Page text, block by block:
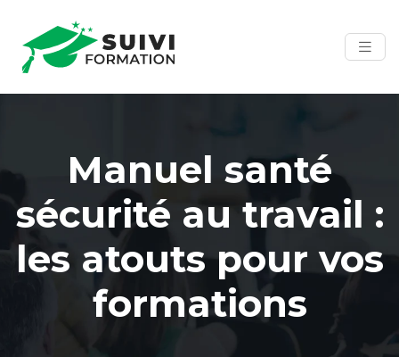
Manuel santé
sécurité au travail :
les atouts pour vos
formations